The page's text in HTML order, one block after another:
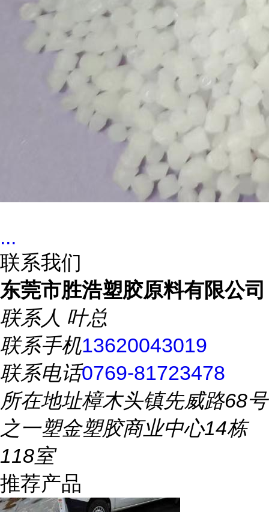
...
联系我们
东莞市胜浩塑胶原料有限公司
联系人 叶总
联系手机13620043019
联系电话0769-81723478
所在地址樟木头镇先威路68号
之一塑金塑胶商业中心14栋
118室
推荐产品